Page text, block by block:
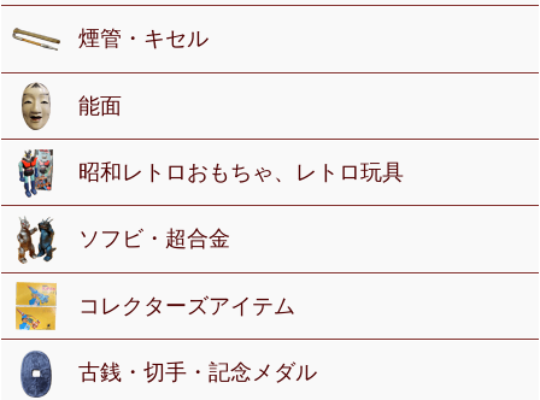
煙管・キセル
能面
昭和レトロおもちゃ、レトロ玩具
ソフビ・超合金
コレクターズアイテム
古銭・切手・記念メダル